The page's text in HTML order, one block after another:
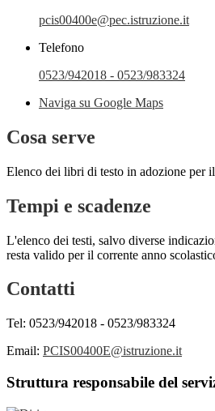
pcis00400e@pec.istruzione.it
Telefono
0523/942018 - 0523/983324
Naviga su Google Maps
Cosa serve
Elenco dei libri di testo in adozione per
Tempi e scadenze
L'elenco dei testi, salvo diverse
resta valido per il corrente anno
Contatti
Tel: 0523/942018 - 0523/983324
Email: PCIS00400E@istruzione.it
Struttura responsabile del